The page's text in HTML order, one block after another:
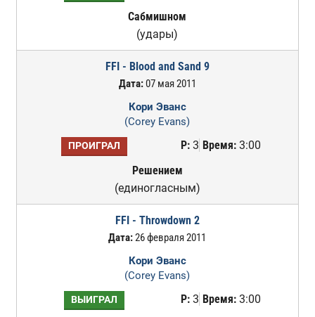
Сабмишном
(удары)
FFI - Blood and Sand 9
Дата:07 мая 2011
Кори Эванс
(Corey Evans)
ПРОИГРАЛ Р:3 Время:3:00
Решением
(единогласным)
FFI - Throwdown 2
Дата:26 февраля 2011
Кори Эванс
(Corey Evans)
ВЫИГРАЛ Р:3 Время:3:00